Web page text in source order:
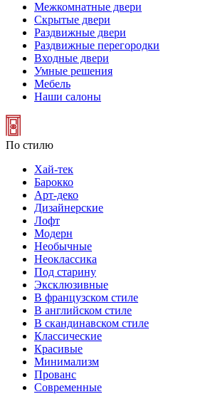
Межкомнатные двери
Скрытые двери
Раздвижные двери
Раздвижные перегородки
Входные двери
Умные решения
Мебель
Наши салоны
По стилю
Хай-тек
Барокко
Арт-деко
Дизайнерские
Лофт
Модерн
Необычные
Неоклассика
Под старину
Эксклюзивные
В французском стиле
В английском стиле
В скандинавском стиле
Классические
Красивые
Минимализм
Прованс
Современные